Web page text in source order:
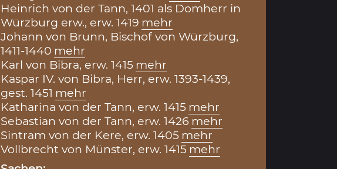
Heinrich von der Tann, 1401 als Domherr in
Würzburg erw., erw. 1419 mehr
Johann von Brunn, Bischof von Würzburg,
1411-1440 mehr
Karl von Bibra, erw. 1415 mehr
Kaspar IV. von Bibra, Herr, erw. 1393-1439,
gest. 1451 mehr
Katharina von der Tann, erw. 1415 mehr
Sebastian von der Tann, erw. 1426 mehr
Sintram von der Kere, erw. 1405 mehr
Vollbrecht von Münster, erw. 1415 mehr